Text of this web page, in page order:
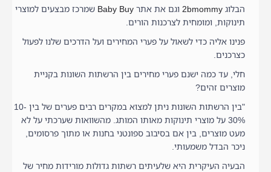
הבלוג 2bmommyוגם את אתר Baby Buyשמרכז מבצעים למוצרי
תינוקות, ומומחית לצרכנות הורים.
פנינו אליה כדי לשאול על פערי המחירים ועל הדרכים שלנו לפעול
כצרכנים.
חלי, עד כמה ישנם פערי מחירים בין הרשתות השונות בקניית
מוצרים זהים?
"בין הרשתות השונות ניתן למצוא במקרים רבים פערים של בין 10-
30% על מוצרי תינוקות מאותו המותג. מהשוואות שערכתי על לא
מעט מוצרים, בין אם בסיבוב ספונטני בחנות או מתוך פרסומים,
ניכר הבדל משמעותי.
הבעיה העיקרית היא שלעיתים רשתות גדולות מורידות מחיר של